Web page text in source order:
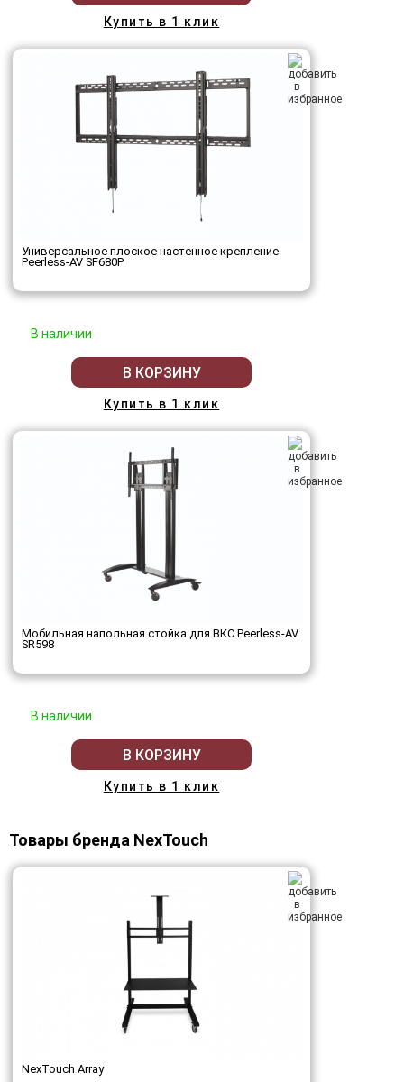
Купить в 1 клик
Универсальное плоское настенное крепление
Peerless-AV SF680P
В наличии
В КОРЗИНУ
Купить в 1 клик
Мобильная напольная стойка для ВКС Peerless-AV
SR598
В наличии
В КОРЗИНУ
Купить в 1 клик
Товары бренда NexTouch
NexTouch Array